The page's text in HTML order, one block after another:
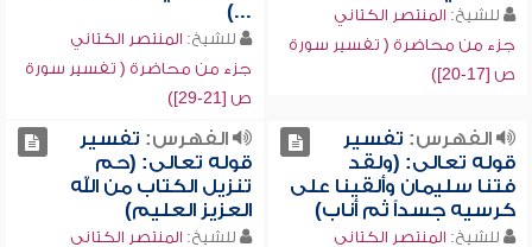
للشيخ: المنتصر الكتاني
جزء من محاضرة ( تفسير سورة
ص [17-20])
...)
للشيخ: المنتصر الكتاني
جزء من محاضرة ( تفسير سورة
ص [21-29])
الفهرس: تفسير
قوله تعالى: (ولقد
فتنا سليمان وألقينا على
كرسيه جسداً ثم أناب)
للشيخ: المنتصر الكتاني
الفهرس: تفسير
قوله تعالى: (حم
تنزيل الكتاب من الله
العزيز العليم)
للشيخ: المنتصر الكتاني